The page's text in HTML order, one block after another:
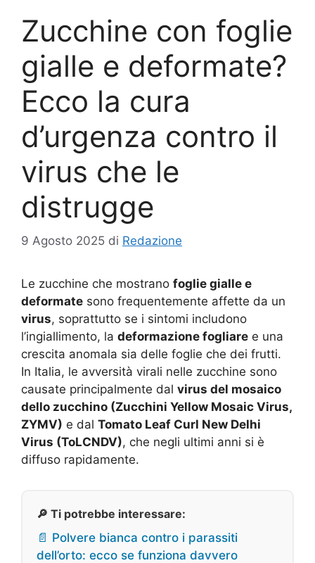
Zucchine con foglie
gialle e deformate?
Ecco la cura
d’urgenza contro il
virus che le
distrugge
9 Agosto 2025 di Redazione
Le zucchine che mostrano foglie gialle e
deformate sono frequentemente affette da un
virus, soprattutto se i sintomi includono
l’ingiallimento, la deformazione fogliare e una
crescita anomala sia delle foglie che dei frutti.
In Italia, le avversità virali nelle zucchine sono
causate principalmente dal virus del mosaico
dello zucchino (Zucchini Yellow Mosaic Virus,
ZYMV) e dal Tomato Leaf Curl New Delhi
Virus (ToLCNDV), che negli ultimi anni si è
diffuso rapidamente.
🔎 Ti potrebbe interessare:
📄 Polvere bianca contro i parassiti
dell’orto: ecco se funziona davvero